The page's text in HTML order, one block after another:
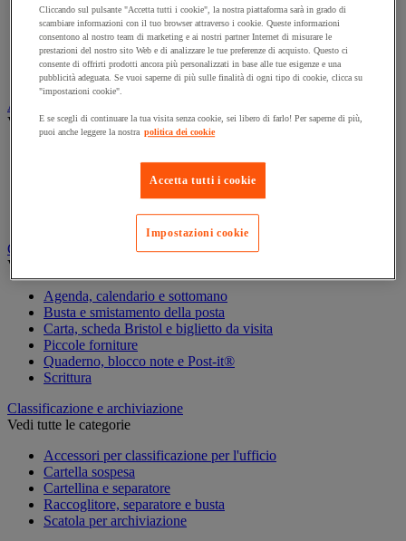
Archiviazione per cartelle sospese
Armadio
Armadio per ufficio
Carrello da ufficio
Libreria
Audiovisivi
Vedi tutte le categorie
Fotocamera, videocamera e binocolo
Insonorizzazione e registrazione professionali
Strumenti per proiezione e videoproiezione
Cancelleria e forniture per ufficio
Vedi tutte le categorie
Agenda, calendario e sottomano
Busta e smistamento della posta
Carta, scheda Bristol e biglietto da visita
Piccole forniture
Quaderno, blocco note e Post-it®
Scrittura
Classificazione e archiviazione
Vedi tutte le categorie
Accessori per classificazione per l'ufficio
Cartella sospesa
Cartellina e separatore
Raccoglitore, separatore e busta
Scatola per archiviazione
Cliccando sul pulsante "Accetta tutti i cookie", la nostra piattaforma sarà in grado di
scambiare informazioni con il tuo browser attraverso i cookie. Queste informazioni
consentono al nostro team di marketing e ai nostri partner Internet di misurare le
prestazioni del nostro sito Web e di analizzare le tue preferenze di acquisto. Questo ci
consente di offrirti prodotti ancora più personalizzati in base alle tue esigenze e una
pubblicità adeguata. Se vuoi saperne di più sulle finalità di ogni tipo di cookie, clicca su
"impostazioni cookie".
E se scegli di continuare la tua visita senza cookie, sei libero di farlo! Per saperne di più,
puoi anche leggere la nostra politica dei cookie
Accetta tutti i cookie
Impostazioni cookie